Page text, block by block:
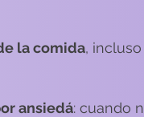
la comida, incluso
ansiedá: cuando